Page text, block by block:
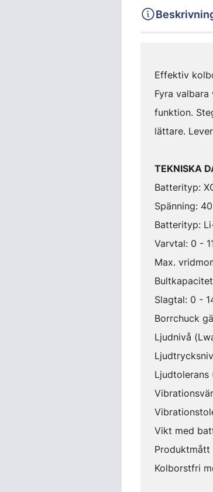
Effektiv
Fyra
funktion.
lättare.
TEKNISKA
Batterityp:
Spänning:
Batterityp:
Varvtal: 0 -
Max.
Slagtal: 0 -
Borrchuck
Ljudnivå
Ljudtolerans
Vikt med
Produktmått
Kolborstfri